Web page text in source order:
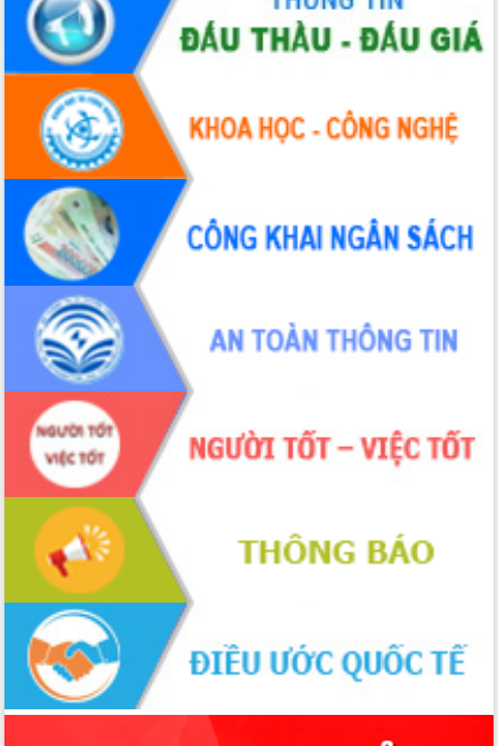
Kỳ họp Chuyên đề lần thứ Năm, HĐND
tỉnh Đắk Lắk thông qua các nghị quyết
quan trọng
Thống nhất danh sách giới thiệu ứng
cử đại biểu Quốc hội khoá XVI và đại
biểu HĐND tỉnh Đắk Lắk, nhiệm kỳ
2026-2031
Phát động hai phong trào thi đua quan
trọng trong kỷ nguyên mới
Hội nghị lần thứ tư Ban Chỉ đạo công
tác bầu cử tỉnh Đắk Lắk
Hội nghị Báo cáo viên Trung ương
tháng 01/2026
Phó Thủ tướng Hồ Quốc Dũng đánh giá
cao kết quả Chiến dịch Quang Trung
tại Đắk Lắk
Hội nghị Ban Chấp hành Đảng bộ tỉnh
Đắk Lắk lần thứ 2 (mở rộng)
Tập trung giải phóng mặt bằng, đẩy
nhanh tiến độ Tuyến đường bộ ven
biển
Gỡ khó, khởi công xây dựng, sửa chữa
toàn bộ nhà ở cho hộ dân đúng tiến độ
đề ra
UBND tỉnh Đắk Lắk tổng kết công tác
quốc phòng, quân sự địa phương năm
2025
Tập trung triển khai quyết liệt, đồng bộ
các giải pháp nhằm thực hiện hiệu quả
các nhiệm vụ đề ra năm 2025
Phát huy vai trò của người có uy tín